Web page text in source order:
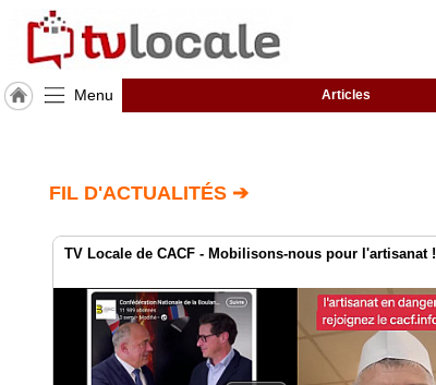
Menu Articles
FIL D'ACTUALITÉS ➔
TV Locale de CACF - Mobilisons-nous pour l'artisanat !